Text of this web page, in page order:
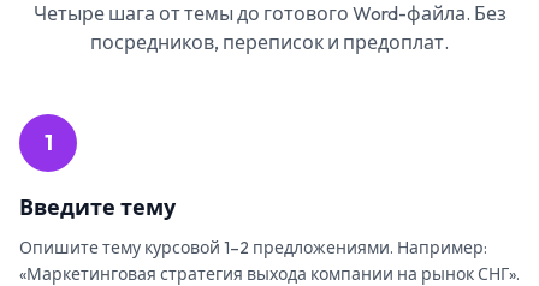
Четыре шага от темы до готового Word-файла. Без
посредников, переписок и предоплат.
1
Введите тему
Опишите тему курсовой 1–2 предложениями. Например:
«Маркетинговая стратегия выхода компании на рынок СНГ».